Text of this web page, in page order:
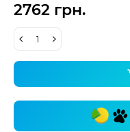
2762 грн.